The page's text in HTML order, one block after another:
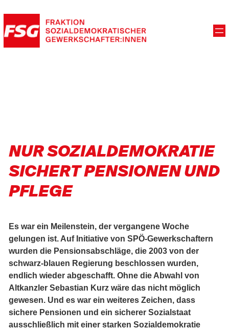
NUR SOZIALDEMOKRATIE
SICHERT PENSIONEN UND
PFLEGE
Es war ein Meilenstein, der vergangene Woche
gelungen ist. Auf Initiative von SPÖ-Gewerkschaftern
wurden die Pensionsabschläge, die 2003 von der
schwarz-blauen Regierung beschlossen wurden,
endlich wieder abgeschafft. Ohne die Abwahl von
Altkanzler Sebastian Kurz wäre das nicht möglich
gewesen. Und es war ein weiteres Zeichen, dass
sichere Pensionen und ein sicherer Sozialstaat
ausschließlich mit einer starken Sozialdemokratie